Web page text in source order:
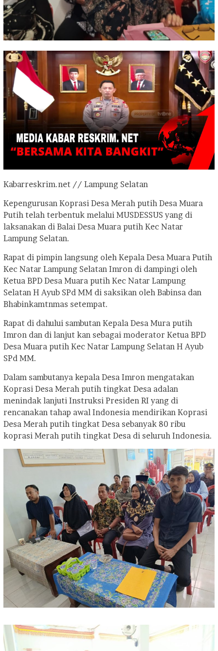
Kabarreskrim.net // Lampung Selatan
Kepengurusan Koprasi Desa Merah putih Desa Muara
Putih telah terbentuk melalui MUSDESSUS yang di
laksanakan di Balai Desa Muara putih Kec Natar
Lampung Selatan.
Rapat di pimpin langsung oleh Kepala Desa Muara Putih
Kec Natar Lampung Selatan Imron di dampingi oleh
Ketua BPD Desa Muara putih Kec Natar Lampung
Selatan H Ayub SPd MM di saksikan oleh Babinsa dan
Bhabinkamtnmas setempat.
Rapat di dahului sambutan Kepala Desa Mura putih
Imron dan di lanjut kan sebagai moderator Ketua BPD
Desa Muara putih Kec Natar Lampung Selatan H Ayub
SPd MM.
Dalam sambutanya kepala Desa Imron mengatakan
Koprasi Desa Merah putih tingkat Desa adalan
menindak lanjuti Instruksi Presiden RI yang di
rencanakan tahap awal Indonesia mendirikan Koprasi
Desa Merah putih tingkat Desa sebanyak 80 ribu
koprasi Merah putih tingkat Desa di seluruh Indonesia.